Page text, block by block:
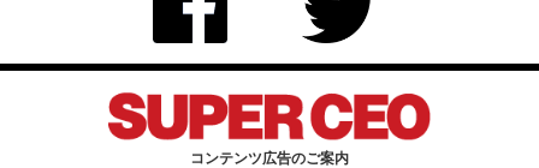
コンテンツ広告のご案内